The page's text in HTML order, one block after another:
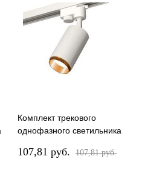
Комплект трекового
однофазного светильника
белый песок/золото
107,81 pуб. 107,81 pуб.